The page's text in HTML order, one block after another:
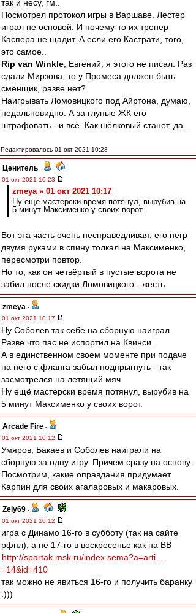
так и несу, гм..
Посмотрел протокол игры в Варшаве. Лестер
играл не основой. И почему-то их тренер
Каспера не щадит. А если его Кастрати, того,
это самое..
Rip van Winkle , Евгений, я этого не писал. Раз
сдали Мирзова, то у Промеса должен быть
сменщик, разве нет?
Наигрывать Ломовицкого под Айртона, думаю,
недальновидно. А за глупые ЖК его
штрафовать - и всё. Как шёлковый станет, да..
Редактировалось 01 окт 2021 10:28
Ценитель -
01 окт 2021 10:23
zmeya » 01 окт 2021 10:17
Ну ещё мастерски время потянул, вырубив на
5 минут Максименко у своих ворот.
Вот эта часть очень несправедливая, его негр
двумя руками в спину толкал на Максименко,
пересмотри повтор.
Но то, как он четвёртый в пустые ворота не
забил после скидки Ломовицкого - жесть.
zmeya -
01 окт 2021 10:17
Ну Соболев так себе на сборную наиграл.
Разве что пас не испортил на Квинси.
А в единственном своем моменте при подаче
на него с фланга забыл подпрыгнуть - так
засмотрелся на летящий мяч.
Ну ещё мастерски время потянул, вырубив на
5 минут Максименко у своих ворот.
Arcade Fire -
01 окт 2021 10:12
Умяров, Бакаев и Соболев наиграли на
сборную за одну игру. Причем сразу на основу.
Посмотрим, какие оправдания придумает
Карпин для своих агаларовых и макаровых.
Zely69 -
01 окт 2021 10:12
игра с Динамо 16-го в субботу (так на сайте
рфпл), а не 17-го в воскресенье как на ВВ
http://spartak.msk.ru/index.sema?a=arti ...
=14&id=410
так можно не явиться 16-го и получить баранку
:)))